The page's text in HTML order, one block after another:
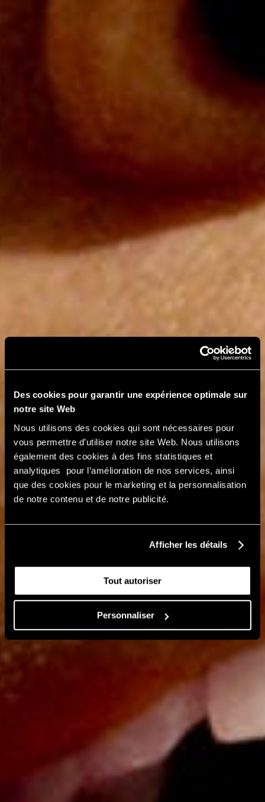
Des cookies pour garantir une expérience optimale sur
notre site Web
Nous utilisons des cookies qui sont nécessaires pour
vous permettre d’utiliser notre site Web. Nous utilisons
également des cookies à des fins statistiques et
analytiques pour l’amélioration de nos services, ainsi
que des cookies pour le marketing et la personnalisation
de notre contenu et de notre publicité.
Afficher les détails
Tout autoriser
Personnaliser